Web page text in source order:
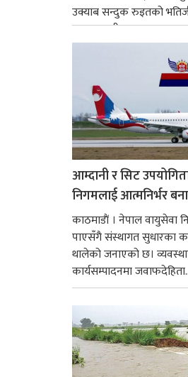
उक्याब सन्दुक रुइतको
छ। तत्कालीन समयमा
नै बनेका जोन...
आम्दानी र सिट
निगमलाई आत्मनिर्भर
काठमाडाैं । नेपाल वायुसेवा
पाएसँगै संस्थागत सुधारका
थालेको जनाएको छ।
कार्यसम्पादनमा